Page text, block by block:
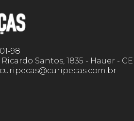
98
Santos, 1835 - Hauer -
curipecas@curipecas.com.br